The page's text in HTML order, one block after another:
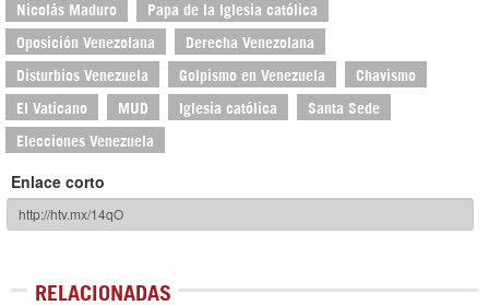
Nicolás Maduro Papa de la Iglesia católica
Oposición Venezolana Derecha Venezolana
Disturbios Venezuela Golpismo en Venezuela Chavismo
El Vaticano MUD Iglesia católica Santa Sede
Elecciones Venezuela
Enlace corto
RELACIONADAS